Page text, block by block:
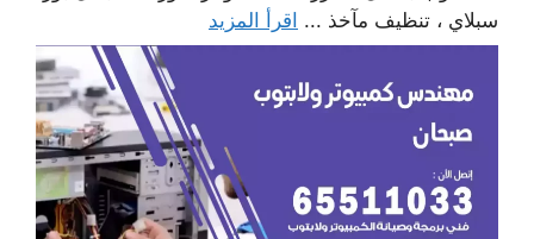
سبلاي ، تنظيف مآخذ ... اقرأ المزيد